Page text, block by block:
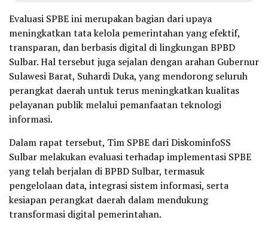
Evaluasi SPBE ini merupakan bagian dari upaya
meningkatkan tata kelola pemerintahan yang efektif,
transparan, dan berbasis digital di lingkungan BPBD
Sulbar. Hal tersebut juga sejalan dengan arahan Gubernur
Sulawesi Barat, Suhardi Duka, yang mendorong seluruh
perangkat daerah untuk terus meningkatkan kualitas
pelayanan publik melalui pemanfaatan teknologi
informasi.
Dalam rapat tersebut, Tim SPBE dari DiskominfoSS
Sulbar melakukan evaluasi terhadap implementasi SPBE
yang telah berjalan di BPBD Sulbar, termasuk
pengelolaan data, integrasi sistem informasi, serta
kesiapan perangkat daerah dalam mendukung
transformasi digital pemerintahan.